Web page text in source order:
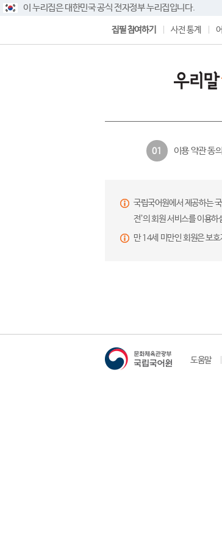
이 누리집은 대한민국 공식 전자정부 누리집입니다.
집필 참여하기 사전 통계
01 이용 약관 동의
국립국어원에서 제공하는
전’의 회원 서비스를 이용하
만 14세 미만인 회원은 보
도움말